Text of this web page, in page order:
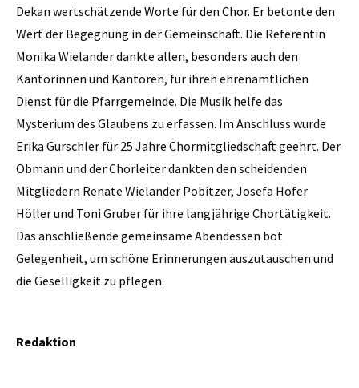
Dekan wertschätzende Worte für den Chor. Er betonte den
Wert der Begegnung in der Gemeinschaft. Die Referentin
Monika Wielander dankte allen, besonders auch den
Kantorinnen und Kantoren, für ihren ehrenamtlichen
Dienst für die Pfarrgemeinde. Die Musik helfe das
Mysterium des Glaubens zu erfassen. Im Anschluss wurde
Erika Gurschler für 25 Jahre Chormitgliedschaft geehrt. Der
Obmann und der Chorleiter dankten den scheidenden
Mitgliedern Renate Wielander Pobitzer, Josefa Hofer
Höller und Toni Gruber für ihre langjährige Chortätigkeit.
Das anschließende gemeinsame Abendessen bot
Gelegenheit, um schöne Erinnerungen auszutauschen und
die Geselligkeit zu pflegen.
Redaktion